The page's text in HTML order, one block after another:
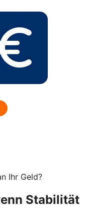
Ihr Geld?
Stabilität